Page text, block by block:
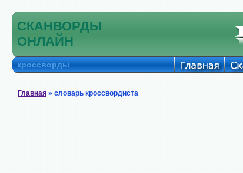
СКАНВОРДЫ
ОНЛАЙН
кроссворды
Главная » словарь кроссвордиста